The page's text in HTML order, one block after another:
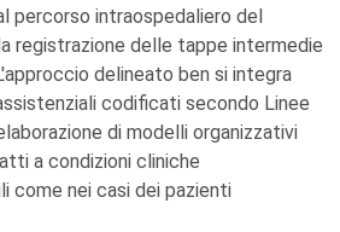
percorso intraospedaliero del
registrazione delle tappe intermedie
delineato ben si integra
codificati secondo Linee
di modelli organizzativi
a condizioni cliniche
come nei casi dei pazienti